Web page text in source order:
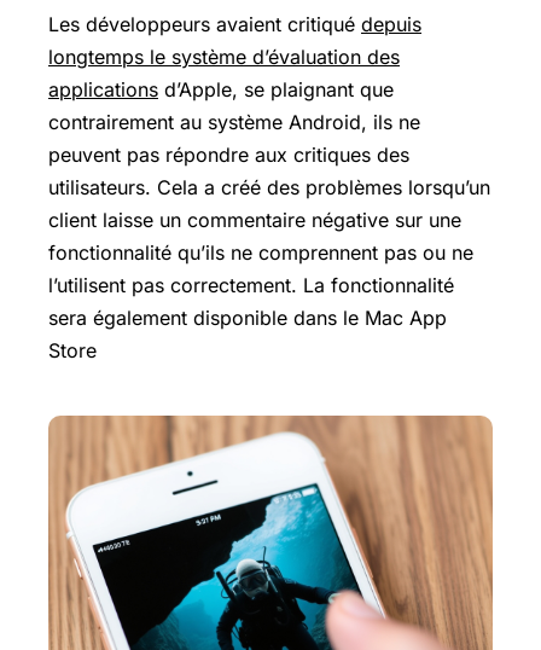
Les développeurs avaient critiqué depuis
longtemps le système d’évaluation des
applications d’Apple, se plaignant que
contrairement au système Android, ils ne
peuvent pas répondre aux critiques des
utilisateurs. Cela a créé des problèmes lorsqu’un
client laisse un commentaire négative sur une
fonctionnalité qu’ils ne comprennent pas ou ne
l’utilisent pas correctement. La fonctionnalité
sera également disponible dans le Mac App
Store